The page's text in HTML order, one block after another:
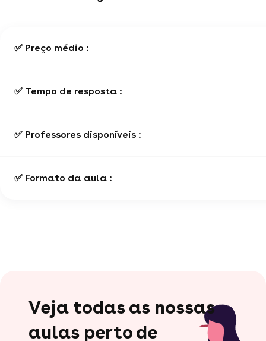
✅ Preço médio :
✅ Tempo de resposta :
✅ Professores disponíveis :
✅ Formato da aula :
Veja todas as nossas
aulas perto de